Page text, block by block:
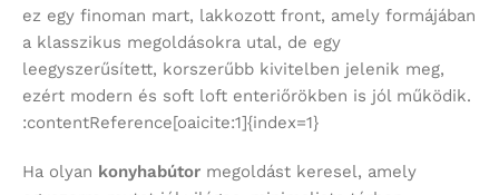
ez egy finoman mart, lakkozott front, amely formájában
a klasszikus megoldásokra utal, de egy
leegyszerűsített, korszerűbb kivitelben jelenik meg,
ezért modern és soft loft enteriőrökben is jól működik.
:contentReference[oaicite:1]{index=1}
Ha olyan konyhabútor megoldást keresel, amely